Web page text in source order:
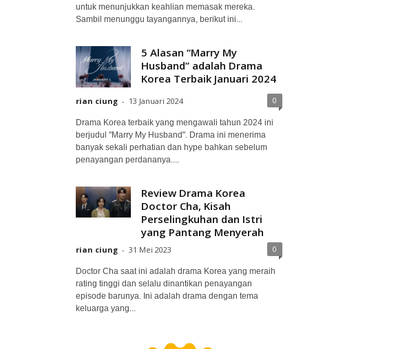
untuk menunjukkan keahlian memasak mereka.
Sambil menunggu tayangannya, berikut ini...
5 Alasan “Marry My
Husband” adalah Drama
Korea Terbaik Januari 2024
rian ciung - 13 Januari 2024 0
Drama Korea terbaik yang mengawali tahun 2024 ini
berjudul "Marry My Husband". Drama ini menerima
banyak sekali perhatian dan hype bahkan sebelum
penayangan perdananya....
Review Drama Korea
Doctor Cha, Kisah
Perselingkuhan dan Istri
yang Pantang Menyerah
rian ciung - 31 Mei 2023 0
Doctor Cha saat ini adalah drama Korea yang meraih
rating tinggi dan selalu dinantikan penayangan
episode barunya. Ini adalah drama dengan tema
keluarga yang...